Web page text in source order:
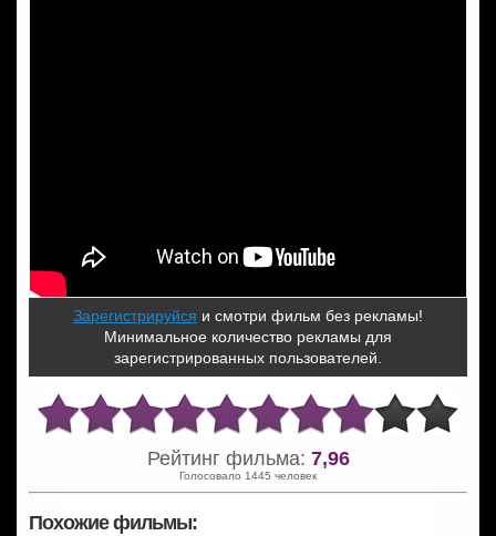
Зарегистрируйся и смотри фильм без рекламы!
Минимальное количество рекламы для
зарегистрированных пользователей.
Рейтинг фильма: 7,96
Голосовало 1445 человек
Похожие фильмы: